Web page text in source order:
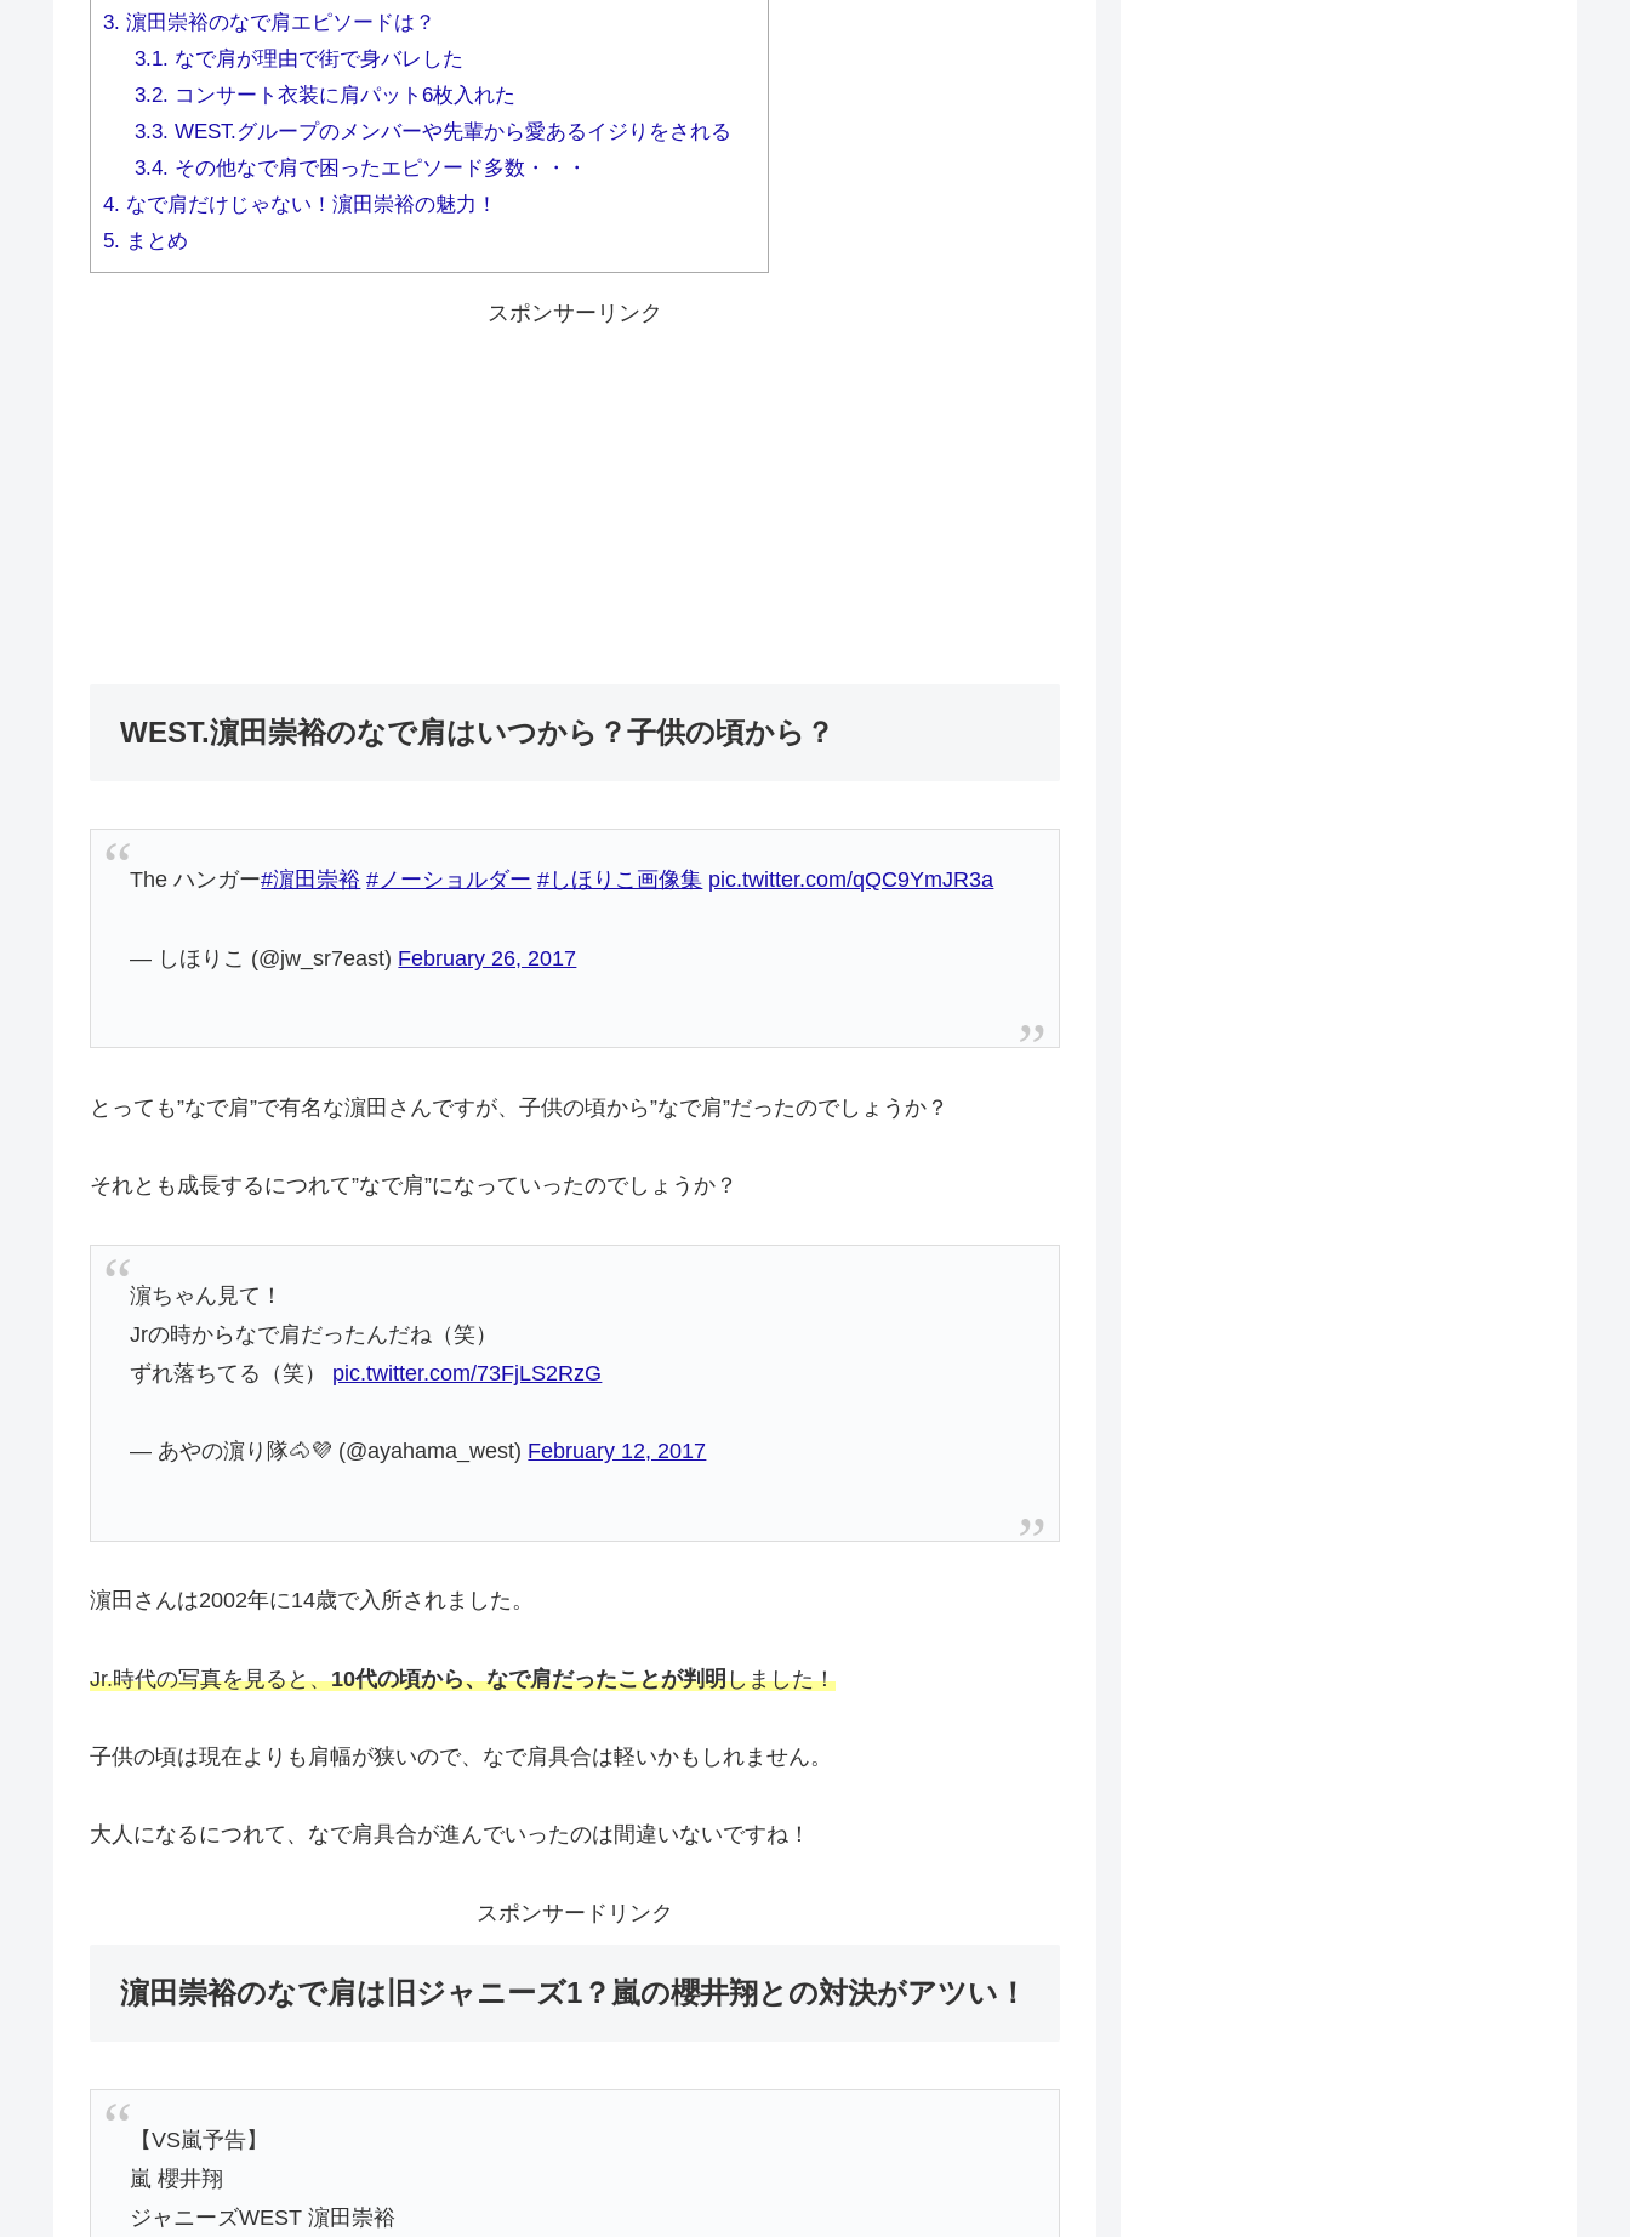
3. 濵田崇裕のなで肩エピソードは？
3.1. なで肩が理由で街で身バレした
3.2. コンサート衣装に肩パット6枚入れた
3.3. WEST.グループのメンバーや先輩から愛あるイジりをされる
3.4. その他なで肩で困ったエピソード多数・・・
4. なで肩だけじゃない！濵田崇裕の魅力！
5. まとめ
スポンサーリンク
WEST.濵田崇裕のなで肩はいつから？子供の頃から？
The ハンガー#濵田崇裕 #ノーショルダー #しほりこ画像集 pic.twitter.com/qQC9YmJR3a
— しほりこ (@jw_sr7east) February 26, 2017
とっても”なで肩”で有名な濵田さんですが、子供の頃から”なで肩”だったのでしょうか？
それとも成長するにつれて”なで肩”になっていったのでしょうか？
濵ちゃん見て！
Jrの時からなで肩だったんだね（笑）
ずれ落ちてる（笑） pic.twitter.com/73FjLS2RzG
— あやの濵り隊🐴💜 (@ayahama_west) February 12, 2017
濵田さんは2002年に14歳で入所されました。
Jr.時代の写真を見ると、10代の頃から、なで肩だったことが判明しました！
子供の頃は現在よりも肩幅が狭いので、なで肩具合は軽いかもしれません。
大人になるにつれて、なで肩具合が進んでいったのは間違いないですね！
スポンサードリンク
濵田崇裕のなで肩は旧ジャニーズ1？嵐の櫻井翔との対決がアツい！
【VS嵐予告】
嵐 櫻井翔
ジャニーズWEST 濵田崇裕